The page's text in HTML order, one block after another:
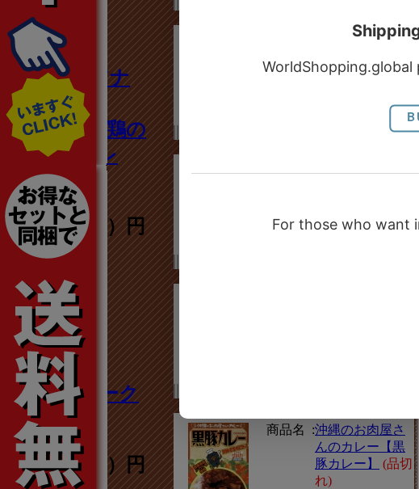
“食べればアナ
タも秋田美
人”【比内地鶏の
秋田美人カレ
ー】
594円（税込）円
あぐー豚ポーク
カレー
432円（税込）円
五島軒 究極の
味シリーズ
【究極の函館カ
れ)
商品名 :沖縄のお肉屋さ
んのカレー【黒
豚カレー】
(品切
れ)